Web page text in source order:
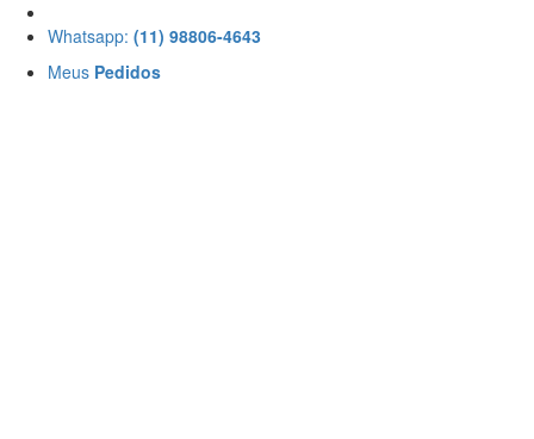
Whatsapp: (11) 98806-4643
Meus Pedidos